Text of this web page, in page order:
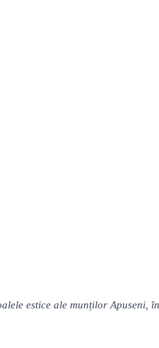
estice ale munților Apuseni,